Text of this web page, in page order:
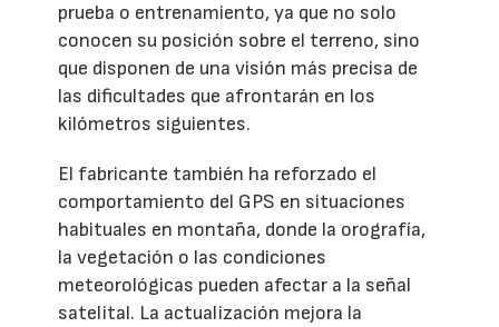
prueba o entrenamiento, ya que no solo
conocen su posición sobre el terreno, sino
que disponen de una visión más precisa de
las dificultades que afrontarán en los
kilómetros siguientes.
El fabricante también ha reforzado el
comportamiento del GPS en situaciones
habituales en montaña, donde la orografía,
la vegetación o las condiciones
meteorológicas pueden afectar a la señal
satelital. La actualización mejora la